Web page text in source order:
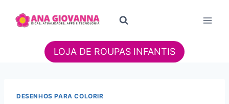
para
LOJA DE ROUPAS INFANTIS
DESENHOS PARA COLORIR